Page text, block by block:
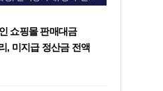
쇼핑몰 판매대금
, 미지급 정산금 전액